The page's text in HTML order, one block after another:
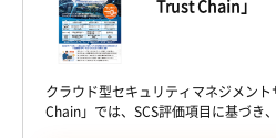
Trust Chain」
クラウド型セキュリティマネジメン
Chain」では、SCS評価項目に基づき、